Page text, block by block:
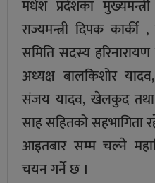
मधेश प्रदेशका
राज्यमन्त्री दिपक
समिति सदस्य हरिनारायण
अध्यक्ष बालकिशोर
संजय यादव, खेलकुद तथा
साह सहितको सहभागिता
आइतबार सम्म चल्ने
चयन गर्ने छ ।